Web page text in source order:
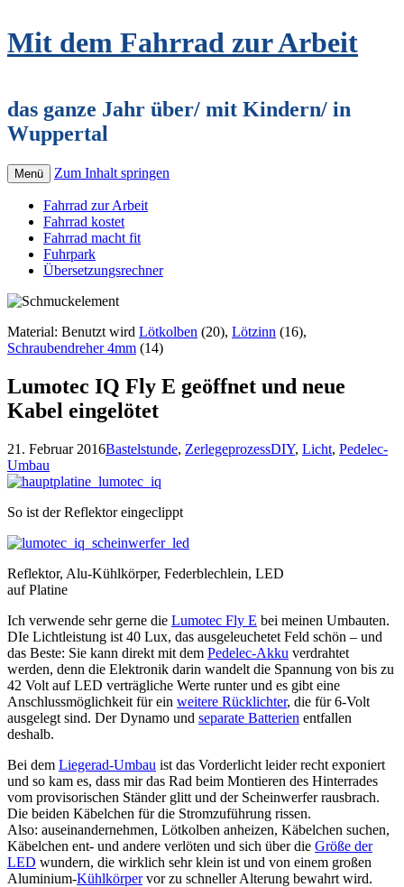
Mit dem Fahrrad zur Arbeit
das ganze Jahr über/ mit Kindern/ in
Wuppertal
Menü Zum Inhalt springen
Fahrrad zur Arbeit
Fahrrad kostet
Fahrrad macht fit
Fuhrpark
Übersetzungsrechner
Material: Benutzt wird Lötkolben (20), Lötzinn (16),
Schraubendreher 4mm (14)
Lumotec IQ Fly E geöffnet und neue
Kabel eingelötet
21. Februar 2016Bastelstunde, ZerlegeprozessDIY, Licht, Pedelec-
Umbau
So ist der Reflektor eingeclippt
Reflektor, Alu-Kühlkörper, Federblechlein, LED
auf Platine
Ich verwende sehr gerne die Lumotec Fly E bei meinen Umbauten.
DIe Lichtleistung ist 40 Lux, das ausgeleuchetet Feld schön – und
das Beste: Sie kann direkt mit dem Pedelec-Akku verdrahtet
werden, denn die Elektronik darin wandelt die Spannung von bis zu
42 Volt auf LED verträgliche Werte runter und es gibt eine
Anschlussmöglichkeit für ein weitere Rücklichter, die für 6-Volt
ausgelegt sind. Der Dynamo und separate Batterien entfallen
deshalb.
Bei dem Liegerad-Umbau ist das Vorderlicht leider recht exponiert
und so kam es, dass mir das Rad beim Montieren des Hinterrades
vom provisorischen Ständer glitt und der Scheinwerfer rausbrach.
Die beiden Käbelchen für die Stromzuführung rissen.
Also: auseinandernehmen, Lötkolben anheizen, Käbelchen suchen,
Käbelchen ent- und andere verlöten und sich über die Größe der
LED wundern, die wirklich sehr klein ist und von einem großen
Aluminium-Kühlkörpervor zu schneller Alterung bewahrt wird.